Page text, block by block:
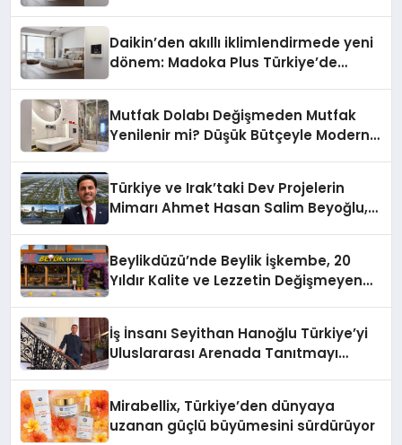
teknolojilerle donatılmış son modeli
VRV kontrol ünitesi Madoka Plus
Türkiye’de satışa sunuldu. Tam
dokunmatik ekranı, mobil uygulama
desteği ve akıllı sensör entegrasyonu
sayesinde iklimlendirme sistemlerinin
yönetimini daha kolay, konforlu ve
verimli hale getiriyor. Enerji
verimliliğini artırırken modern yaşam
Daikin’den akıllı iklimlendirmede yeni
dönem: Madoka Plus Türkiye’de
teknolojilerle donatılmış son modeli
VRV kontrol ünitesi Madoka Plus
Türkiye’de satışa sunuldu. Tam
dokunmatik ekranı, mobil uygulama
desteği ve akıllı sensör entegrasyonu
sayesinde iklimlendirme sistemlerinin
yönetimini daha kolay, konforlu ve
verimli hale getiriyor. Enerji
verimliliğini artırırken modern yaşam
Mutfak Dolabı Değişmeden Mutfak
Yenilenir mi? Düşük Bütçeyle Modern
Türkiye ve Irak’taki Dev Projelerin
Mimarı Ahmet Hasan Salim Beyoğlu,
Hayata Geçirecek
Beylikdüzü’nde Beylik İşkembe, 20
Yıldır Kalite ve Lezzetin Değişmeyen
İş İnsanı Seyithan Hanoğlu Türkiye’yi
Uluslararası Arenada Tanıtmayı
Mirabellix, Türkiye’den dünyaya
uzanan güçlü büyümesini sürdürüyor